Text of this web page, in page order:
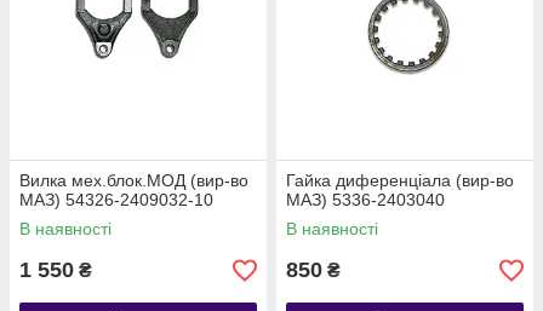
Вилка мех.блок.МОД (вир-во
МАЗ) 54326-2409032-10
В наявності
1 550 ₴
Гайка диференціала (вир-во
МАЗ) 5336-2403040
В наявності
850 ₴